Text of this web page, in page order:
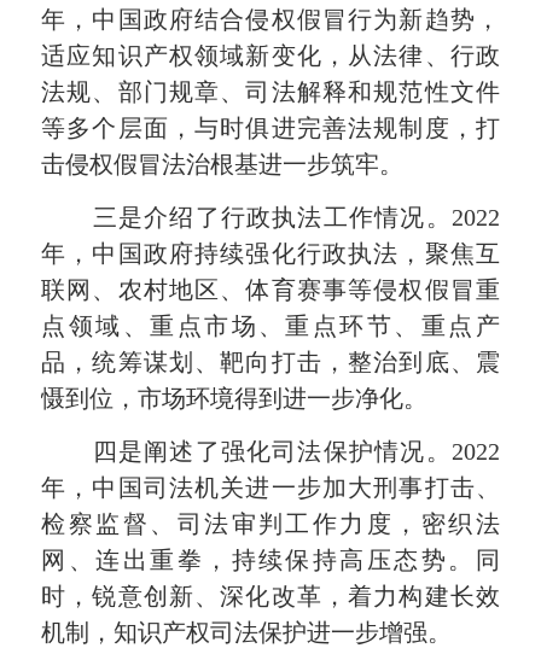
年，中国政府结合侵权假冒行为新趋势，
适应知识产权领域新变化，从法律、行政
法规、部门规章、司法解释和规范性文件
等多个层面，与时俱进完善法规制度，打
击侵权假冒法治根基进一步筑牢。
三是介绍了行政执法工作情况。2022
年，中国政府持续强化行政执法，聚焦互
联网、农村地区、体育赛事等侵权假冒重
点领域、重点市场、重点环节、重点产
品，统筹谋划、靶向打击，整治到底、震
慑到位，市场环境得到进一步净化。
四是阐述了强化司法保护情况。2022
年，中国司法机关进一步加大刑事打击、
检察监督、司法审判工作力度，密织法
网、连出重拳，持续保持高压态势。同
时，锐意创新、深化改革，着力构建长效
机制，知识产权司法保护进一步增强。